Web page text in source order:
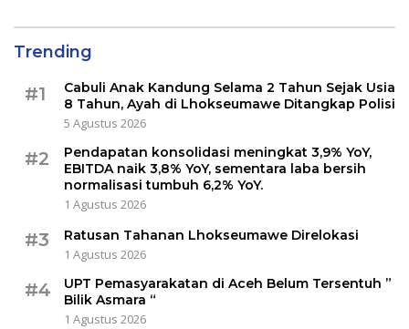
Trending
#1
Cabuli Anak Kandung Selama 2 Tahun Sejak Usia
8 Tahun, Ayah di Lhokseumawe Ditangkap Polisi
5 Agustus 2026
#2
Pendapatan konsolidasi meningkat 3,9% YoY,
EBITDA naik 3,8% YoY, sementara laba bersih
normalisasi tumbuh 6,2% YoY.
1 Agustus 2026
#3
Ratusan Tahanan Lhokseumawe Direlokasi
1 Agustus 2026
#4
UPT Pemasyarakatan di Aceh Belum Tersentuh ”
Bilik Asmara “
1 Agustus 2026